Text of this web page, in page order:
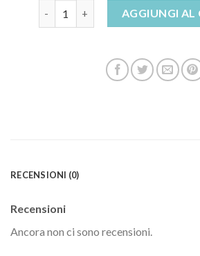
scarpe palestra quantitàAGGIUNGI AL
RECENSIONI (0)
Recensioni
Ancora non ci sono recensioni.